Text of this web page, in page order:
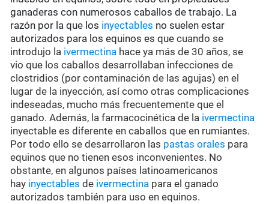
ganaderas con numerosos caballos de trabajo. La
razón por la que los inyectables no suelen estar
autorizados para los equinos es quecuando se
introdujo la ivermectina hace ya más de 30 años, se
vio que los caballos desarrollaban infecciones de
clostridios (por contaminación de las agujas) en el
lugar de la inyección, así como otras complicaciones
indeseadas, mucho más frecuentemente que el
ganado. Además, la farmacocinética de la ivermectina
inyectable es diferente en caballos que en rumiantes.
Por todo ello se desarrollaron las pastas orales para
equinos que no tienen esos inconvenientes. No
obstante, en algunos países latinoamericanos
hay inyectables de ivermectina para el ganado
autorizados también para uso en equinos.